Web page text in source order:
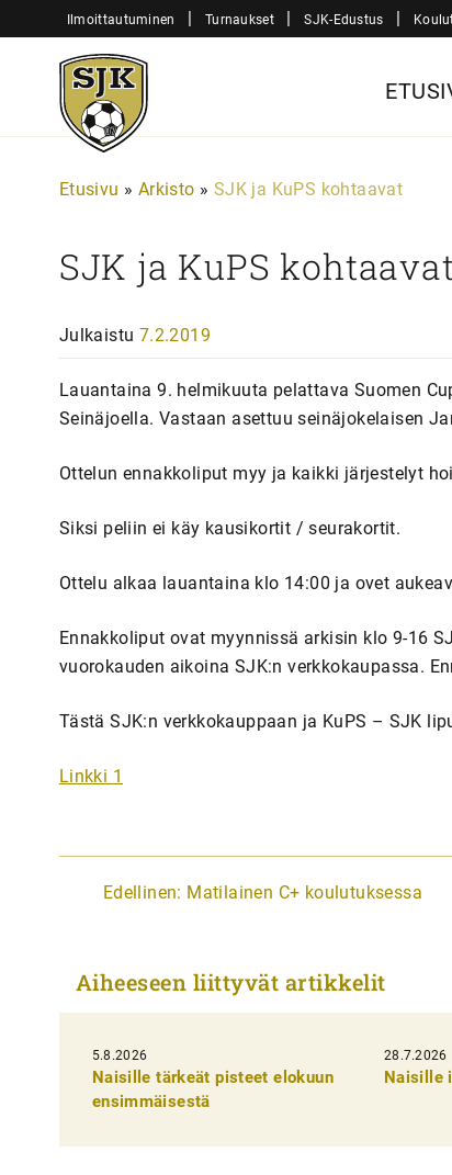
sisältöön
Ilmoittautuminen | Turnaukset | SJK-Edustus |
Sjk-
Juniorit
Etusivu » Arkisto » SJK ja KuPS kohtaavat
SJK ja KuPS kohtaavat
Julkaistu 7.2.2019
Lauantaina 9. helmikuuta pelattava Suomen
Seinäjoella. Vastaan asettuu seinäjokelaisen
Ottelun ennakkoliput myy ja kaikki järjestelyt
Siksi peliin ei käy kausikortit / seurakortit.
Ottelu alkaa lauantaina klo 14:00 ja ovet
Ennakkoliput ovat myynnissä arkisin klo 9-16
vuorokauden aikoina SJK:n verkkokaupassa.
Tästä SJK:n verkkokauppaan ja KuPS – SJK
Linkki 1
A
i
k
e
Edellinen: Matilainen C+ koulutuksessa
Aiheeseen liittyvät artikkelit
5.8.2026
Naisille tärkeät pisteet elokuun
ensimmäisestä
28.7.2026
Naisille